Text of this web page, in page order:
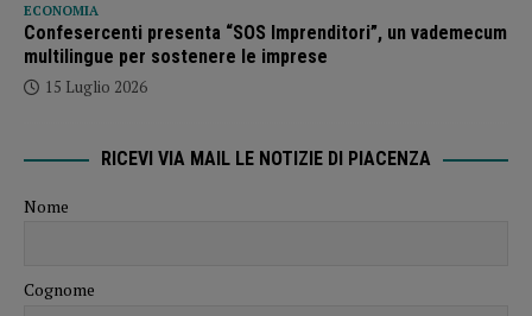
ECONOMIA
Confesercenti presenta “SOS Imprenditori”, un vademecum
multilingue per sostenere le imprese
15 Luglio 2026
RICEVI VIA MAIL LE NOTIZIE DI PIACENZA
Nome
Cognome